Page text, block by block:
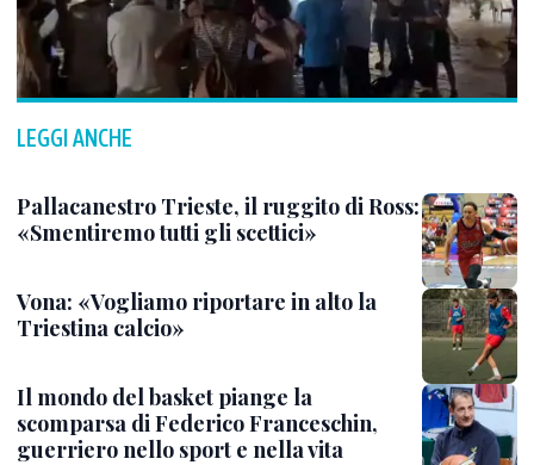
LEGGI ANCHE
Pallacanestro Trieste, il ruggito di Ross:
«Smentiremo tutti gli scettici»
Vona: «Vogliamo riportare in alto la
Triestina calcio»
Il mondo del basket piange la
scomparsa di Federico Franceschin,
guerriero nello sport e nella vita